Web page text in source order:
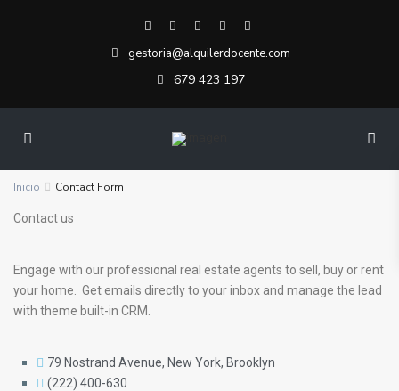
gestoria@alquilerdocente.com
679 423 197
Inicio Contact Form
Contact us
Engage with our professional real estate agents to sell, buy or rent
your home. Get emails directly to your inbox and manage the lead
with theme built-in CRM.
79 Nostrand Avenue, New York, Brooklyn
(222) 400-630